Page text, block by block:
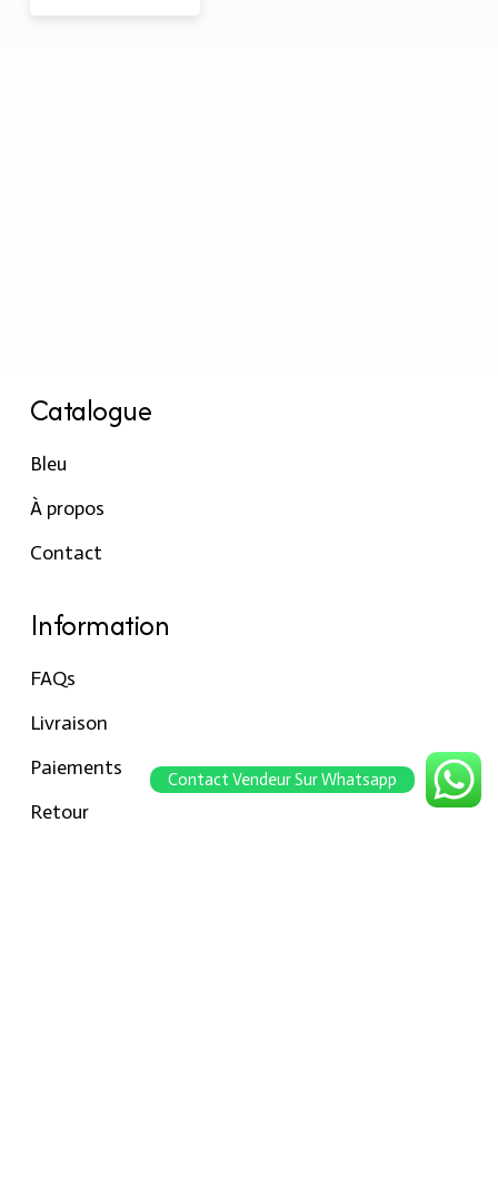
Catalogue
Bleu
À propos
Contact
Information
FAQs
Livraison
Paiements
Retour
Contact Vendeur Sur Whatsapp